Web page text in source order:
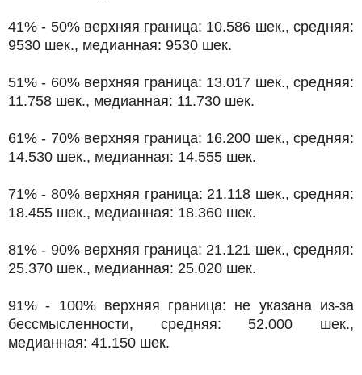
41% - 50% верхняя граница: 10.586 шек., средняя:
9530 шек., медианная: 9530 шек.
51% - 60% верхняя граница: 13.017 шек., средняя:
11.758 шек., медианная: 11.730 шек.
61% - 70% верхняя граница: 16.200 шек., средняя:
14.530 шек., медианная: 14.555 шек.
71% - 80% верхняя граница: 21.118 шек., средняя:
18.455 шек., медианная: 18.360 шек.
81% - 90% верхняя граница: 21.121 шек., средняя:
25.370 шек., медианная: 25.020 шек.
91% - 100% верхняя граница: не указана из-за
бессмысленности, средняя: 52.000 шек.,
медианная: 41.150 шек.